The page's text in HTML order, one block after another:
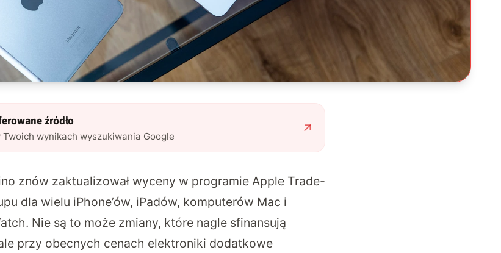
źródło
wynikach wyszukiwania Google
znów zaktualizował wyceny w programie Apple Trade-
dla wielu iPhone’ów, iPadów, komputerów Mac i
Nie są to może zmiany, które nagle sfinansują
przy obecnych cenach elektroniki dodatkowe